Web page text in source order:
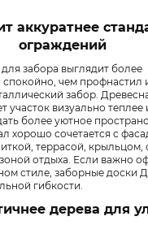
аккуратнее
ограждений
забора выглядит более
спокойно, чем профнастил
забор.
участок визуально теплее
более уютное
хорошо сочетается с
террасой, крыльцом,
отдыха. Если важно
стиле, заборные доски
гибкости.
дерева для